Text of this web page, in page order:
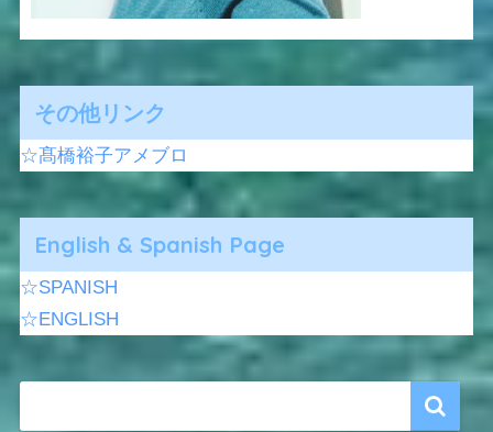
その他リンク
☆髙橋裕子アメブロ
English & Spanish Page
☆SPANISH
☆ENGLISH